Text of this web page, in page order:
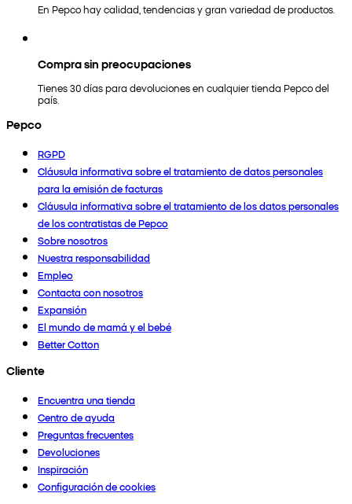
En Pepco hay calidad, tendencias y gran variedad de productos.
Compra sin preocupaciones
Tienes 30 días para devoluciones en cualquier tienda Pepco del
país.
Pepco
RGPD
Cláusula informativa sobre el tratamiento de datos personales
para la emisión de facturas
Cláusula informativa sobre el tratamiento de los datos personales
de los contratistas de Pepco
Sobre nosotros
Nuestra responsabilidad
Empleo
Contacta con nosotros
Expansión
El mundo de mamá y el bebé
Better Cotton
Cliente
Encuentra una tienda
Centro de ayuda
Preguntas frecuentes
Devoluciones
Inspiración
Configuración de cookies